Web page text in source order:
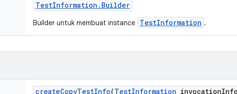
TestInformation . Builder
Builder untuk membuat instance TestInformation .
createCopyTestInfo(TestInformation invocationInfo